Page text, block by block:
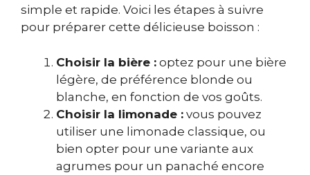
simple et rapide. Voici les étapes à suivre
pour préparer cette délicieuse boisson :
Choisir la bière : optez pour une bière
légère, de préférence blonde ou
blanche, en fonction de vos goûts.
Choisir la limonade : vous pouvez
utiliser une limonade classique, ou
bien opter pour une variante aux
agrumes pour un panaché encore